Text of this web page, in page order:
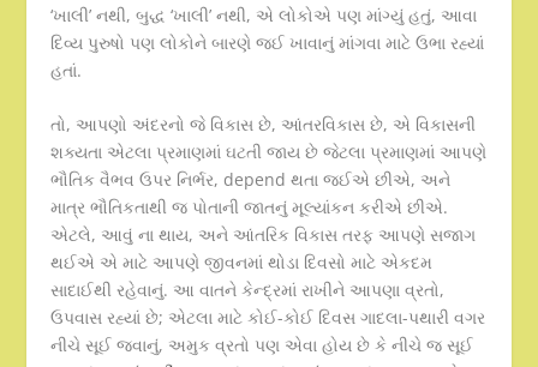
‘ખાલી’ નથી, બુદ્ધ ‘ખાલી’ નથી, એ લોકોએ પણ માંગ્યું હતું, આવા
દિવ્ય પુરુષો પણ લોકોને બારણે જઈ ખાવાનું માંગવા માટે ઉભા રહ્યાં
હતાં.
તો, આપણો અંદરનો જે વિકાસ છે, આંતરવિકાસ છે, એ વિકાસની
શક્યતા એટલા પ્રમાણમાં ઘટતી જાય છે જેટલા પ્રમાણમાં આપણે
ભૌતિક વૈભવ ઉપર નિર્ભર, depend થતા જઈએ છીએ, અને
માત્ર ભૌતિકતાથી જ પોતાની જાતનું મૂલ્યાંકન કરીએ છીએ.
એટલે, આવું ના થાય, અને આંતરિક વિકાસ તરફ આપણે સજાગ
થઈએ એ માટે આપણે જીવનમાં થોડા દિવસો માટે એકદમ
સાદાઈથી રહેવાનું. આ વાતને કેન્દ્રમાં રાખીને આપણા વ્રતો,
ઉપવાસ રહ્યાં છે; એટલા માટે કોઈ-કોઈ દિવસ ગાદલા-પથારી વગર
નીચે સૂઈ જવાનું, અમુક વ્રતો પણ એવા હોય છે કે નીચે જ સૂઈ